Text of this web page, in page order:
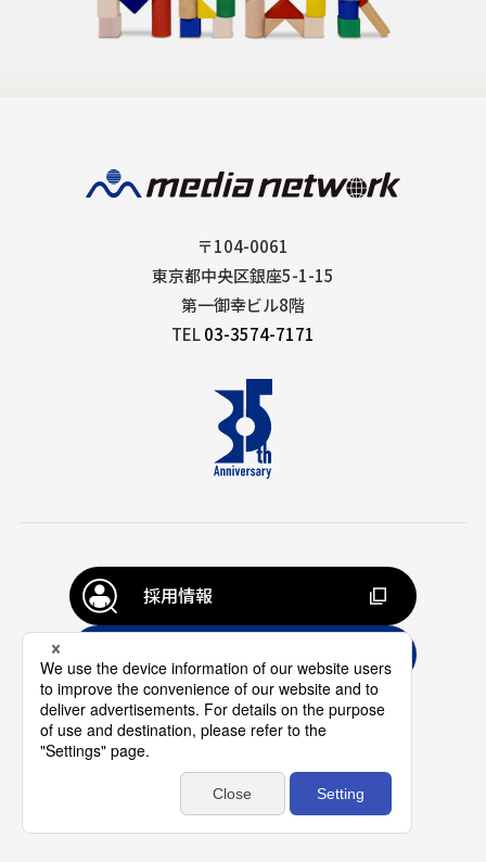
〒104-0061
東京都中央区銀座5-1-15
第一御幸ビル8階
TEL03-3574-7171
個人情報の取扱いについて
プライバシーポリシー
©MEDIA NETWORK,INC.
採用情報